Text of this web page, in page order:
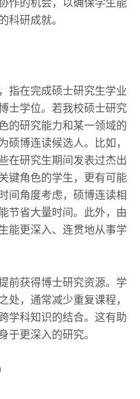
作的机会，以确保学生能
科研成就。
指在完成硕士研究生学业
士学位。若我校硕士研究
的研究能力和某一领域的
硕博连读候选人。比如，
在研究生期间发表过杰出
键角色的学生，更有可能
间角度考虑，硕博连读相
节省大量时间。此外，由
能更深入、连贯地从事学
前获得博士研究资源。学
处，通常减少重复课程，
学科知识的结合。这有助
于更深入的研究。